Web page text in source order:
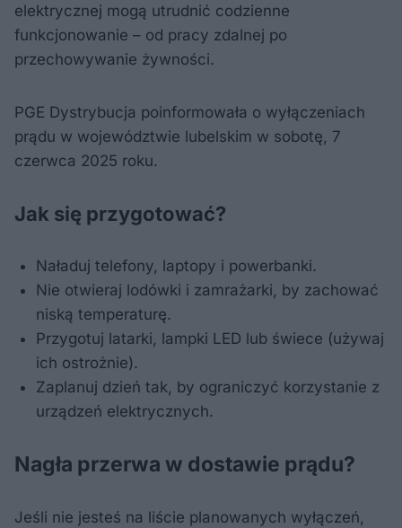
elektrycznej mogą utrudnić codzienne
funkcjonowanie – od pracy zdalnej po
przechowywanie żywności.
PGE Dystrybucja poinformowała o wyłączeniach
prądu w województwie lubelskim w sobotę, 7
czerwca 2025 roku.
Jak się przygotować?
Naładuj telefony, laptopy i powerbanki.
Nie otwieraj lodówki i zamrażarki, by zachować
niską temperaturę.
Przygotuj latarki, lampki LED lub świece (używaj
ich ostrożnie).
Zaplanuj dzień tak, by ograniczyć korzystanie z
urządzeń elektrycznych.
Nagła przerwa w dostawie prądu?
Jeśli nie jesteś na liście planowanych wyłączeń,